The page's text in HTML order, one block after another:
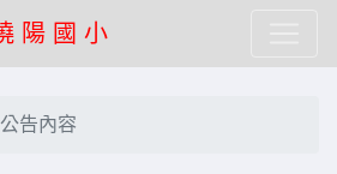
陽 國 小
公告內容